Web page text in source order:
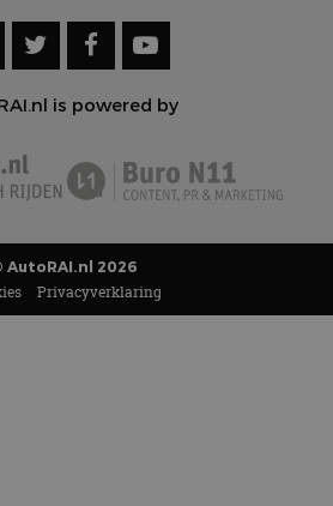
is powered by
AutoRAI.nl 2026
Privacyverklaring